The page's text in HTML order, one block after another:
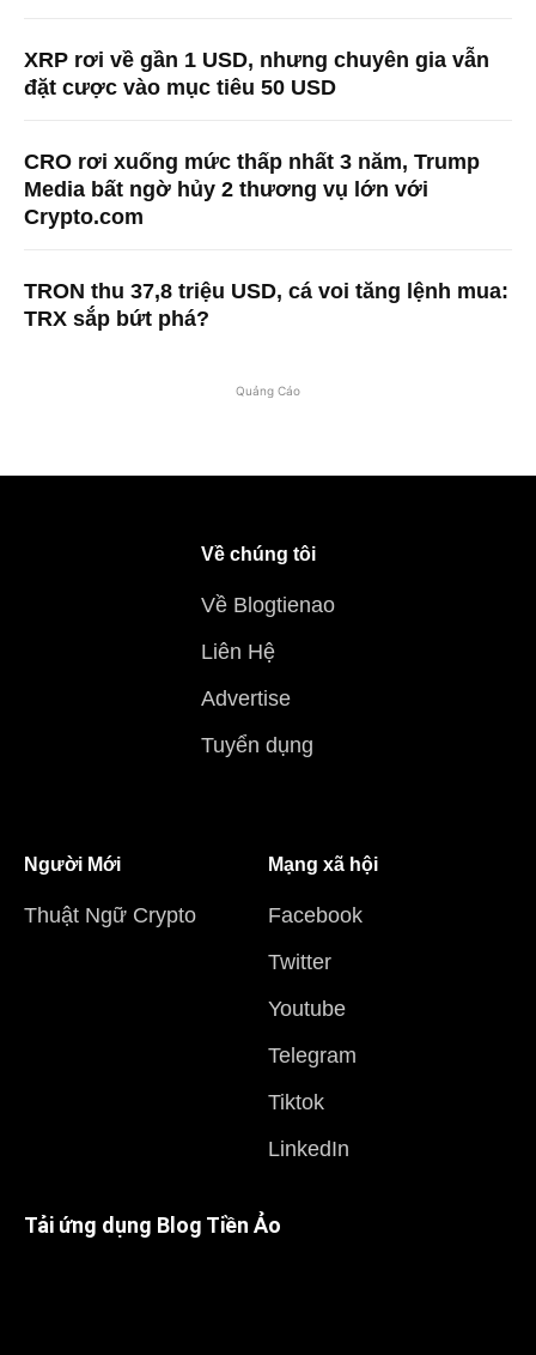
XRP rơi về gần 1 USD, nhưng chuyên gia vẫn
đặt cược vào mục tiêu 50 USD
CRO rơi xuống mức thấp nhất 3 năm, Trump
Media bất ngờ hủy 2 thương vụ lớn với
Crypto.com
TRON thu 37,8 triệu USD, cá voi tăng lệnh mua:
TRX sắp bứt phá?
Quảng Cáo
Về chúng tôi
Về Blogtienao
Liên Hệ
Advertise
Tuyển dụng
Người Mới
Thuật Ngữ Crypto
Mạng xã hội
Facebook
Twitter
Youtube
Telegram
Tiktok
LinkedIn
Tải ứng dụng Blog Tiền Ảo